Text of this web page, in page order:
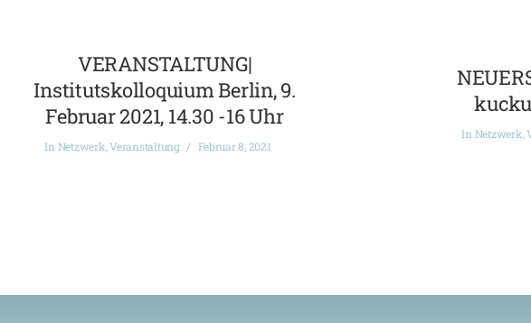
VERANSTALTUNG|
Institutskolloquium Berlin, 9.
Februar 2021, 14.30 -16 Uhr
In Netzwerk,Veranstaltung Februar 8, 2021
In Netzwerk,